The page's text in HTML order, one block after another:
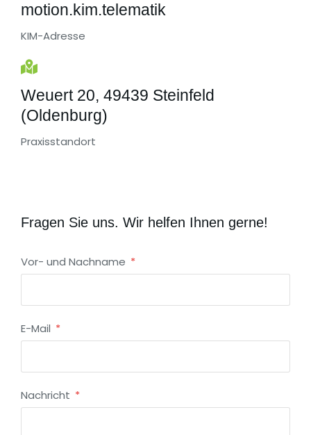
motion.kim.telematik
KIM-Adresse
Weuert 20, 49439 Steinfeld
(Oldenburg)
Praxisstandort
Fragen Sie uns. Wir helfen Ihnen gerne!
Vor- und Nachname
E-Mail
Nachricht